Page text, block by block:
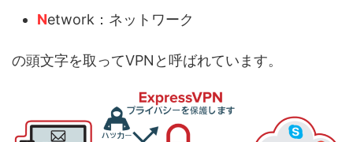
Network：ネットワーク
の頭文字を取ってVPNと呼ばれています。